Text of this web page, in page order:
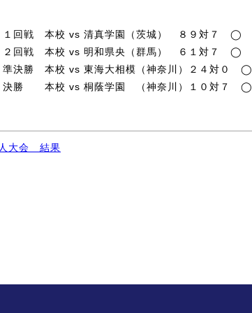
１回戦 本校 vs 清真学園（茨城） ８９対７ ◯
２回戦 本校 vs 明和県央（群馬） ６１対７ ◯
準決勝 本校 vs 東海大相模（神奈川）２４対０ ◯
決勝 本校 vs 桐蔭学園 （神奈川）１０対７ ◯
大会 結果